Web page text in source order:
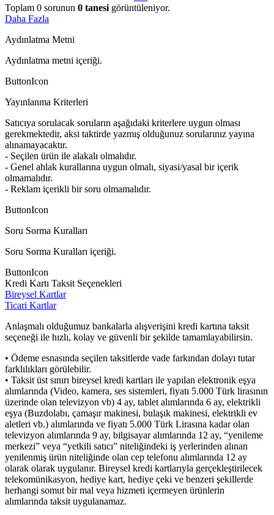
Toplam 0 sorunun 0 tanesi görüntüleniyor.
Daha Fazla
Aydınlatma Metni
Aydınlatma metni içeriği.
ButtonIcon
Yayınlanma Kriterleri
Satıcıya sorulacak soruların aşağıdaki kriterlere uygun olması
gerekmektedir, aksi taktirde yazmış olduğunuz sorularınız yayına
alınamayacaktır.
- Seçilen ürün ile alakalı olmalıdır.
- Genel ahlak kurallarına uygun olmalı, siyasi/yasal bir içerik
olmamalıdır.
- Reklam içerikli bir soru olmamalıdır.
ButtonIcon
Soru Sorma Kuralları
Soru Sorma Kuralları içeriği.
ButtonIcon
Kredi Kartı Taksit Seçenekleri
Bireysel Kartlar
Ticari Kartlar
Anlaşmalı olduğumuz bankalarla alışverişini kredi kartına taksit
seçeneği ile hızlı, kolay ve güvenli bir şekilde tamamlayabilirsin.
• Ödeme esnasında seçilen taksitlerde vade farkından dolayı tutar
farklılıkları görülebilir.
• Taksit üst sınırı bireysel kredi kartları ile yapılan elektronik eşya
alımlarında (Video, kamera, ses sistemleri, fiyatı 5.000 Türk lirasının
üzerinde olan televizyon vb) 4 ay, tablet alımlarında 6 ay, elektrikli
eşya (Buzdolabı, çamaşır makinesi, bulaşık makinesi, elektrikli ev
aletleri vb.) alımlarında ve fiyatı 5.000 Türk Lirasına kadar olan
televizyon alımlarında 9 ay, bilgisayar alımlarında 12 ay, “yenileme
merkezi” veya “yetkili satıcı” niteliğindeki iş yerlerinden alınan
yenilenmiş ürün niteliğinde olan cep telefonu alımlarında 12 ay
olarak olarak uygulanır. Bireysel kredi kartlarıyla gerçekleştirilecek
telekomünikasyon, hediye kart, hediye çeki ve benzeri şekillerde
herhangi somut bir mal veya hizmeti içermeyen ürünlerin
alımlarında taksit uygulanamaz.